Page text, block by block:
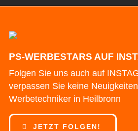
PS-WERBESTARS AUF
Folgen Sie uns auch auf
verpassen Sie keine
Werbetechniker in Heilbronn
JETZT FOLGEN!